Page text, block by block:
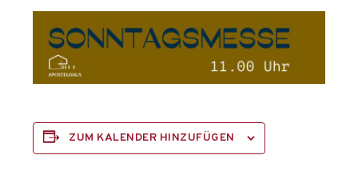
ZUM KALENDER HINZUFÜGEN